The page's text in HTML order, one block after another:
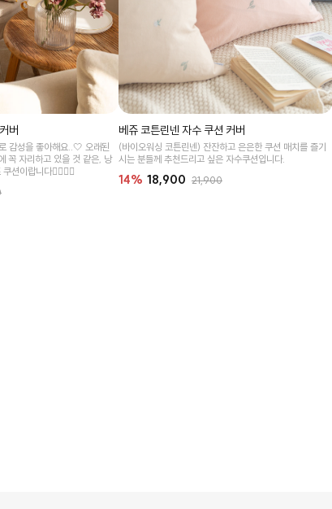
버
감성을 좋아해요..🤍 오래된
꼭 자리하고 있을 것 같은, 낭
션이랍니다👉🏻👈🏻
베쥬 코튼린넨 자수 쿠션 커버
(바이오워싱 코튼린넨) 잔잔하고 은은한 쿠션 매치를 즐기
시는 분들께 추천드리고 싶은 자수쿠션입니다.
14% 18,900 21,900